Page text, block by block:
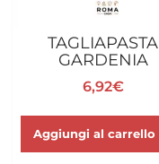
TAGLIAPASTA
GARDENIA
6,92€
Aggiungi al carrello